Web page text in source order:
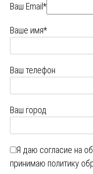
Ваш Email*
Ваше имя*
Ваш телефон
Ваш город
Я даю согласие на
принимаю политику